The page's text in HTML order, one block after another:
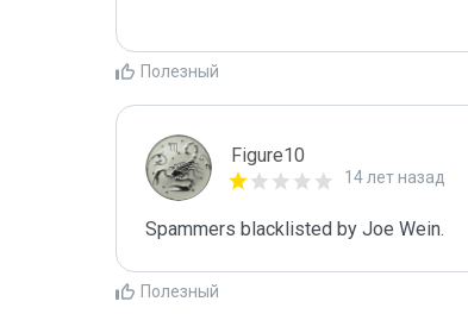
Полезный
Figure10
14 лет назад
Spammers blacklisted by Joe Wein.
Полезный